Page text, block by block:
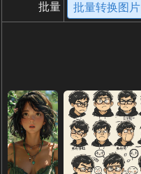
批量 批量转换图片